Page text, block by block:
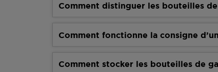
Comment distinguer les bouteilles
Comment fonctionne la consigne
Comment stocker les bouteilles de